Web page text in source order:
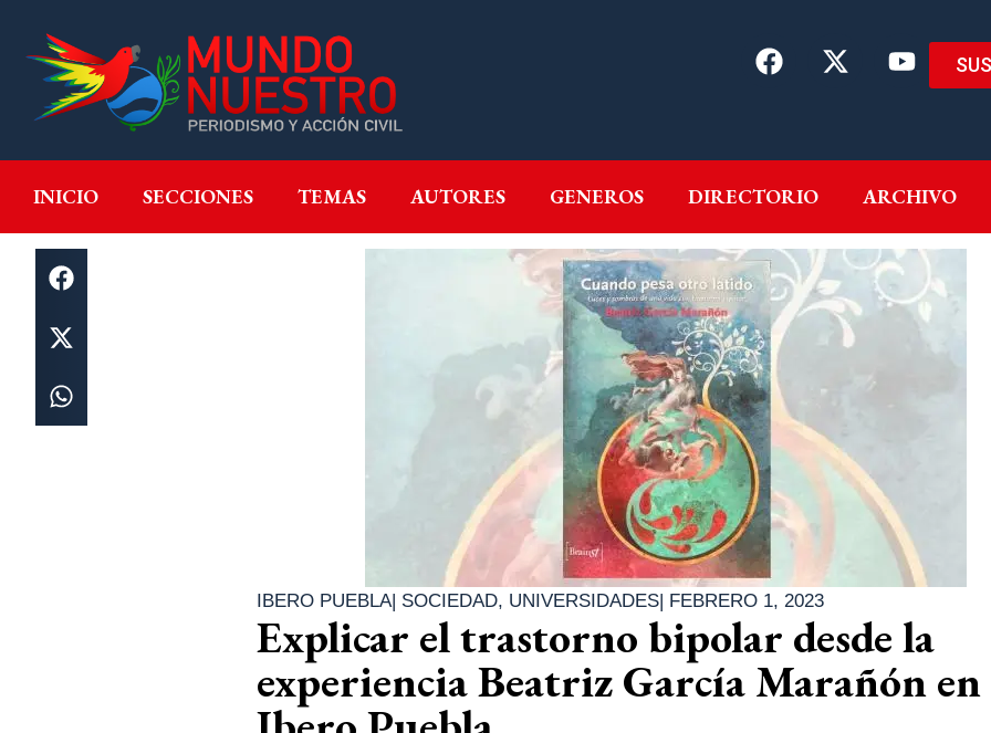
INICIO SECCIONES TEMAS AUTORES GENEROS DIRECTORIO ARCHIVO
INICIO SECCIONES GENEROS DIRECTORIO
IBERO PUEBLA| SOCIEDAD, UNIVERSIDADES| FEBRERO 1, 2023
Explicar el trastorno bipolar desde la
experiencia Beatriz García Marañón en